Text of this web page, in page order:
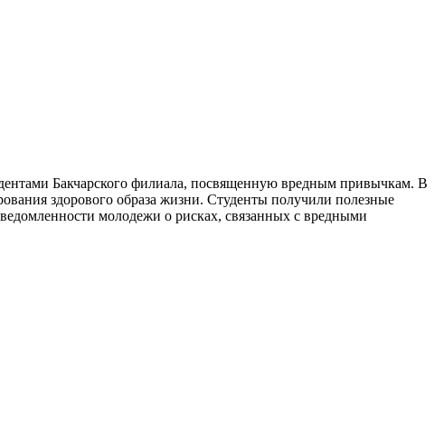
Бакчарского филиала, посвященную вредным привычкам. В
здорового образа жизни. Студенты получили полезные
молодежи о рисках, связанных с вредными